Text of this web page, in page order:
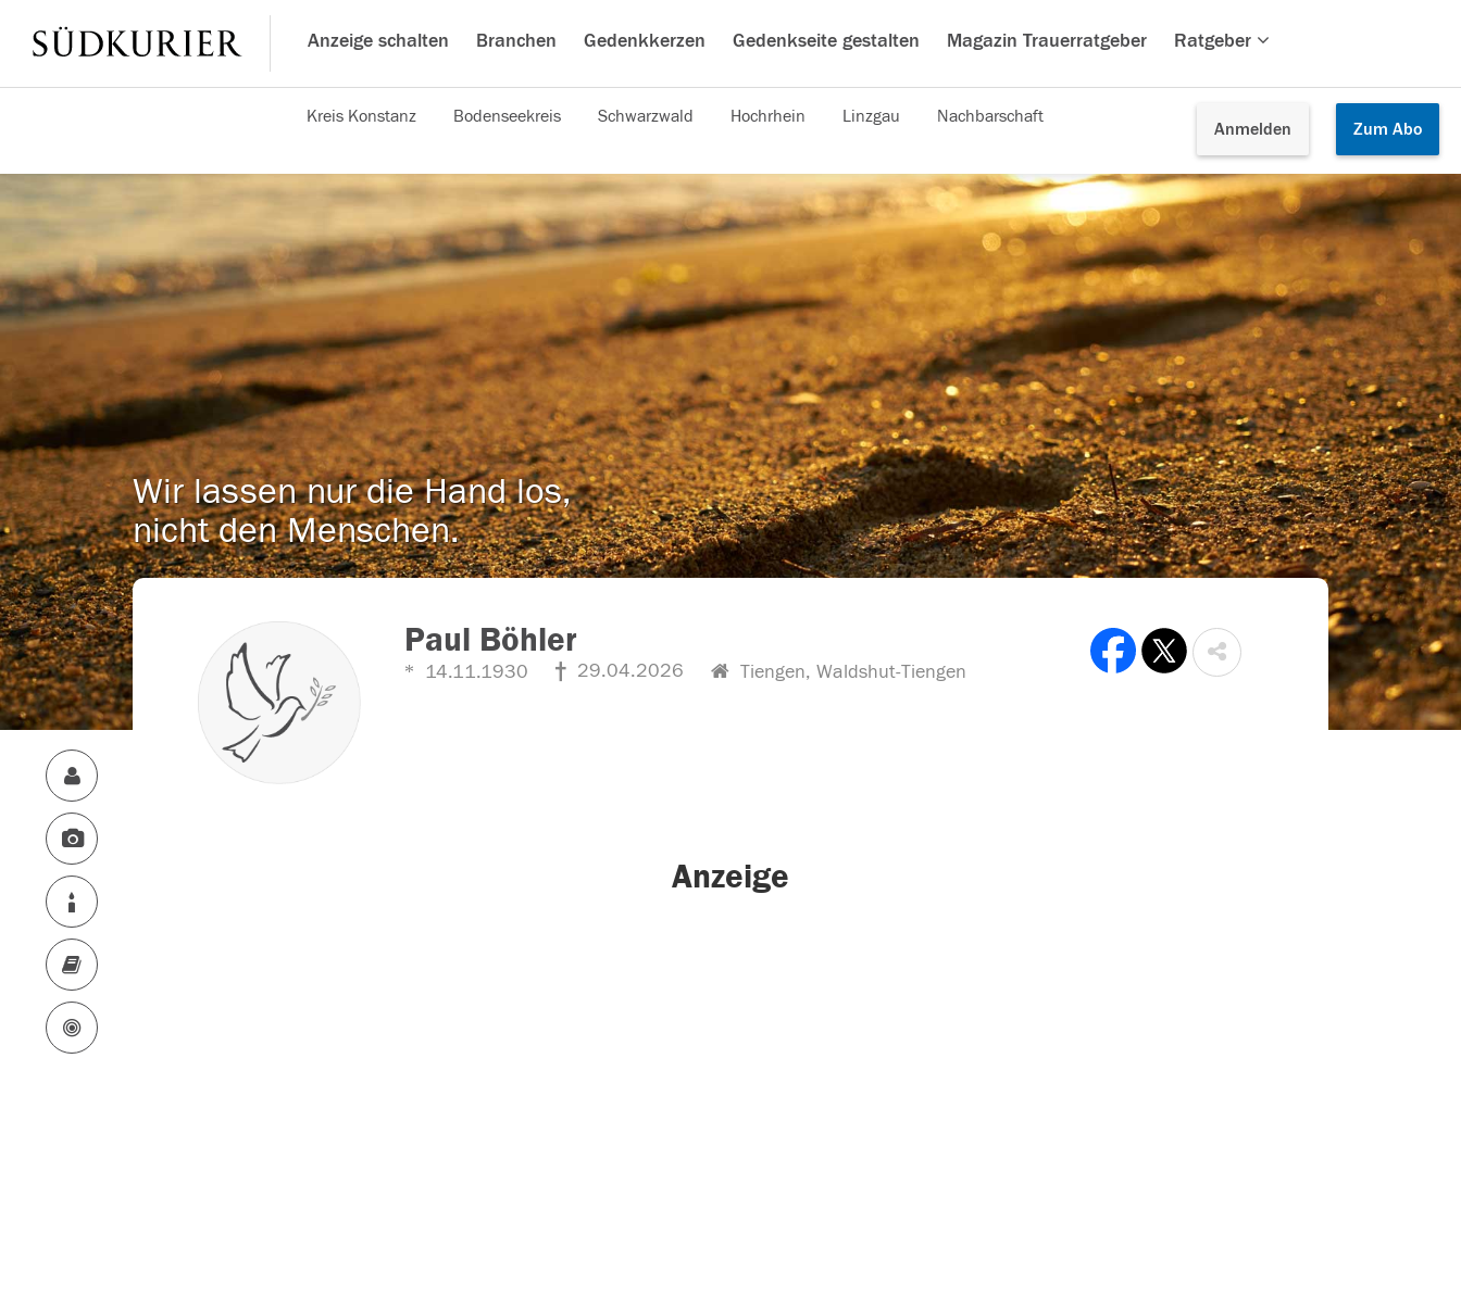
Anzeige schalten Branchen Gedenkkerzen Gedenkseite gestalten Magazin Trauerratgeber Ratgeber
Anmelden Zum Abo
Kreis Konstanz Bodenseekreis Schwarzwald Hochrhein Linzgau Nachbarschaft
Wir lassen nur die Hand los,
nicht den Menschen.
Paul Böhler
14.11.1930 29.04.2026 Tiengen, Waldshut-Tiengen
Anzeige